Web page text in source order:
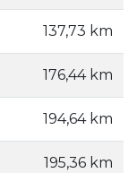
137,73 km
176,44 km
194,64 km
195,36 km